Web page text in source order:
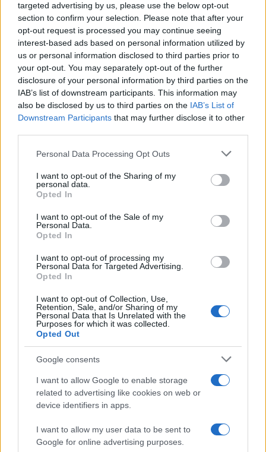
targeted advertising by us, please use the below opt-out
section to confirm your selection. Please note that after your
opt-out request is processed you may continue seeing
interest-based ads based on personal information utilized by
us or personal information disclosed to third parties prior to
your opt-out. You may separately opt-out of the further
disclosure of your personal information by third parties on the
IAB’s list of downstream participants. This information may
also be disclosed by us to third parties on the IAB’s List of
Downstream Participants that may further disclose it to other
Please note that this website/app uses one or more Google
not limited to your visit or usage behaviour. You may click to
grant or deny consent to Google and its third-party tags to
use your data for below specified purposes in below Google
consent section.
Personal Data Processing Opt Outs
I want to opt-out of the Sharing of my
personal data.
Opted In
I want to opt-out of the Sale of my
Personal Data.
Opted In
I want to opt-out of processing my
Personal Data for Targeted Advertising.
Opted In
I want to opt-out of Collection, Use,
Retention, Sale, and/or Sharing of my
Personal Data that Is Unrelated with the
Purposes for which it was collected.
Opted Out
Google consents
I want to allow Google to enable storage
related to advertising like cookies on web or
device identifiers in apps.
I want to allow my user data to be sent to
Google for online advertising purposes.
Ακολουθήστε το Νewsit.gr στο Google News
και
ενημερωθείτε πρώτοι για όλη την ειδησεογραφία και τα
τελευταία νέατης ημέρας
Πιο δημοφιλή
1 Έφυγαν οι συνεργάτες, μένει η Μαρία
Καρυστιανού - Η επόμενη μέρα για την
«Ελπίδα για τη Δημοκρατία»
Συγκίνηση στο τελευταίο αντίο στον Λάκη
Χαλκιά: Με την «Φάμπρικα», λαούτο και
κλαρίνα αποχαιρέτησαν την εμβληματική
Ποιος είναι ο ελληνοκύπριος Sir Ντέμης
Χασάμπης: Από το σκάκι, στο Νόμπελ
Το πολωμένο μελτέμι που τροφοδότησε τις
φωτιές σε Αττική και Βοιωτία: «Από τα
χρόνων»
Ο Κώστας Σαμαράς δημοσίευσε μία παιδική
φωτογραφία για την επέτειο θανάτου της
αδελφής του, Λένας
Πιο σχολιασμένα
Μητσοτάκης στην υπογραφή συμφωνίας
για την ηλεκτρική διασύνδεση Ελλάδας –
Κύπρου: «Ισχυρή ψήφος εμπιστοσύνης» η
είσοδος της Meridiam στην GSI